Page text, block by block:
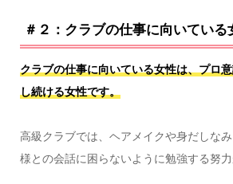
＃２：クラブの仕事に向いている
クラブの仕事に向いている女性は、プロ
し続ける女性です。
高級クラブでは、ヘアメイクや身だしな
様との会話に困らないように勉強する努力